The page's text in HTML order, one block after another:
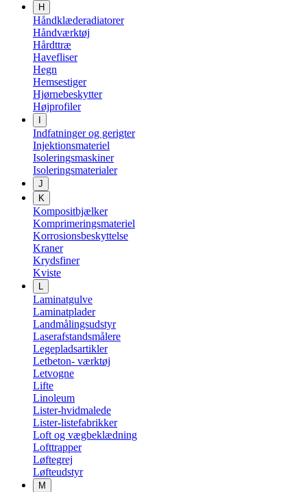
H
Håndklæderadiatorer
Håndværktøj
Hårdttræ
Havefliser
Hegn
Hemsestiger
Hjørnebeskytter
Højprofiler
Indfatninger og gerigter
Injektionsmateriel
Isoleringsmaskiner
Isoleringsmaterialer
J
K
Kompositbjælker
Komprimeringsmateriel
Korrosionsbeskyttelse
Kraner
Krydsfiner
Kviste
L
Laminatgulve
Laminatplader
Landmålingsudstyr
Laserafstandsmålere
Legepladsartikler
Letbeton- værktøj
Letvogne
Lifte
Linoleum
Lister-hvidmalede
Lister-listefabrikker
Loft og vægbeklædning
Lofttrapper
Løftegrej
Løfteudstyr
M